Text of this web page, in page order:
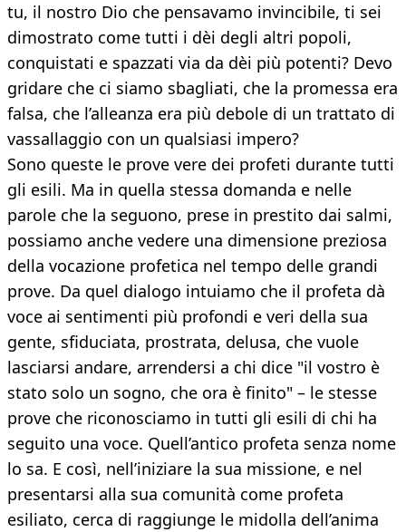
tu, il nostro Dio che pensavamo invincibile, ti sei
dimostrato come tutti i dèi degli altri popoli,
conquistati e spazzati via da dèi più potenti? Devo
gridare che ci siamo sbagliati, che la promessa era
falsa, che l’alleanza era più debole di un trattato di
vassallaggio con un qualsiasi impero?
Sono queste le prove vere dei profeti durante tutti
gli esili. Ma in quella stessa domanda e nelle
parole che la seguono, prese in prestito dai salmi,
possiamo anche vedere una dimensione preziosa
della vocazione profetica nel tempo delle grandi
prove. Da quel dialogo intuiamo che il profeta dà
voce ai sentimenti più profondi e veri della sua
gente, sfiduciata, prostrata, delusa, che vuole
lasciarsi andare, arrendersi a chi dice "il vostro è
stato solo un sogno, che ora è finito" – le stesse
prove che riconosciamo in tutti gli esili di chi ha
seguito una voce. Quell’antico profeta senza nome
lo sa. E così, nell’iniziare la sua missione, e nel
presentarsi alla sua comunità come profeta
esiliato, cerca di raggiunge le midolla dell’anima